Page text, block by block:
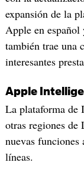
expansión de la
Apple en español
también trae una
interesantes
Apple
La plataforma de
otras regiones de
nuevas funciones
líneas.